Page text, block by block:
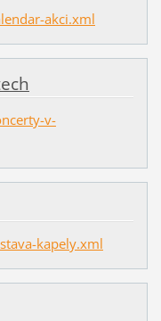
akci.xml
v-
kapely.xml